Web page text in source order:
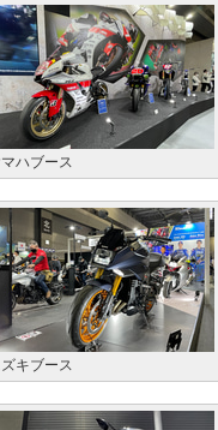
ハブース
キブース